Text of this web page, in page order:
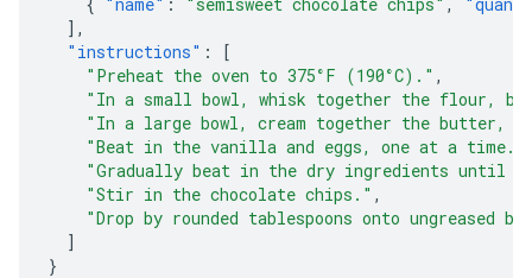
],
"instructions" :
[
"Preheat the oven to 375°F (190°C)." ,
"In a small bowl, whisk together the flour,
"In a large bowl, cream together the butter,
"Beat in the vanilla and eggs, one at a time."
"Gradually beat in the dry ingredients until
"Stir in the chocolate chips." ,
"Drop by rounded tablespoons onto ungreased
]
}